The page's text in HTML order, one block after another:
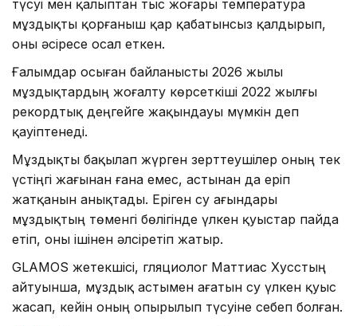
түсуі мен қалыптан тыс жоғары температура
мұздықты қорғаныш қар қабатынсыз қалдырып,
оны әсіресе осал еткен.
Ғалымдар осыған байланысты 2026 жылы
мұздықтардың жоғалту көрсеткіші 2022 жылғы
рекордтық деңгейге жақындауы мүмкін деп
қауіптенеді.
Мұздықты бақылап жүрген зерттеушілер оның тек
үстіңгі жағынан ғана емес, астынан да еріп
жатқанын анықтады. Еріген су ағындары
мұздықтың төменгі бөлігінде үлкен қуыстар пайда
етіп, оны ішінен әлсіретіп жатыр.
GLAMOS жетекшісі, гляциолог Маттиас Хусстың
айтуынша, мұздық астымен ағатын су үлкен қуыс
жасап, кейін оның опырылып түсуіне себеп болған.